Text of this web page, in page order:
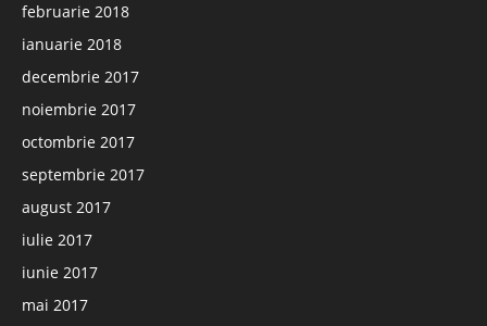
februarie 2018
ianuarie 2018
decembrie 2017
noiembrie 2017
octombrie 2017
septembrie 2017
august 2017
iulie 2017
iunie 2017
mai 2017